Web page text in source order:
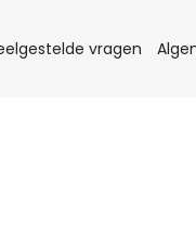
vragen